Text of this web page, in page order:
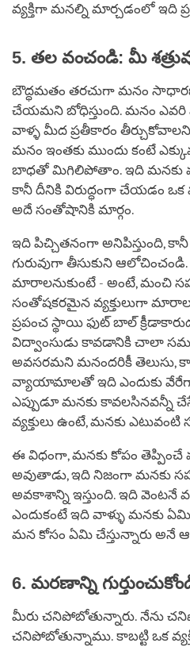
వ్యక్తిగా మనల్ని మార్చడంలో ఇది
5. తల వంచండి: మీ
బౌద్ధమతం తరచుగా మనం
చేయమని బోధిస్తుంది. మనం ఎవరి
వాళ్ళ మీద ప్రతీకారం తీర్చుకోవాలని
మనం ఇంతకు ముందు కంటే
బాధతో మిగిలిపోతాం. ఇది మనకు
కానీ దీనికి విరుద్ధంగా చేయడం ఒక
అదే సంతోషానికి మార్గం.
ఇది పిచ్చితనంగా అనిపిస్తుంది,
గురువుగా తీసుకుని
మారాలనుకుంటే - అంటే, మంచి
సంతోషకరమైన వ్యక్తులుగా
ప్రపంచ స్థాయి ఫుట్ బాల్
విద్వాంసుడు కావడానికి చాలా
అవసరమని మనందరికీ తెలుసు,
వ్యాయామాలతో ఇది ఎందుకు వేరేగా
ఎప్పుడూ మనకు కావలసినవన్నీ
వ్యక్తులు ఉంటే, మనకు
ఈ విధంగా, మనకు కోపం
అవుతాడు, ఇది నిజంగా మనకు
అవకాశాన్ని ఇస్తుంది. ఇది వెంటనే
ఎందుకంటే ఇది వాళ్ళు మనకు
మన కోసం ఏమి చేస్తున్నారు అనే
6. మరణాన్ని
మీరు చనిపోబోతున్నారు. నేను
చనిపోబోతున్నాము. కాబట్టి ఒక